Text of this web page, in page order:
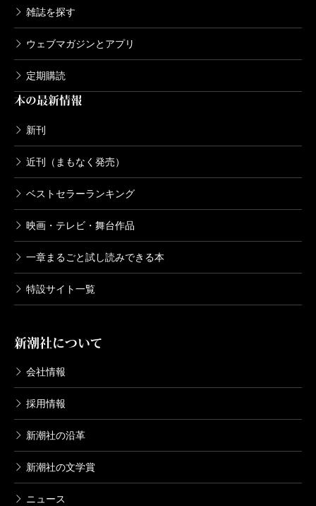
雑誌を探す
ウェブマガジンとアプリ
定期購読
本の最新情報
新刊
近刊（まもなく発売）
ベストセラーランキング
映画・テレビ・舞台作品
一章まるごと試し読みできる本
特設サイト一覧
新潮社について
会社情報
採用情報
新潮社の沿革
新潮社の文学賞
ニュース